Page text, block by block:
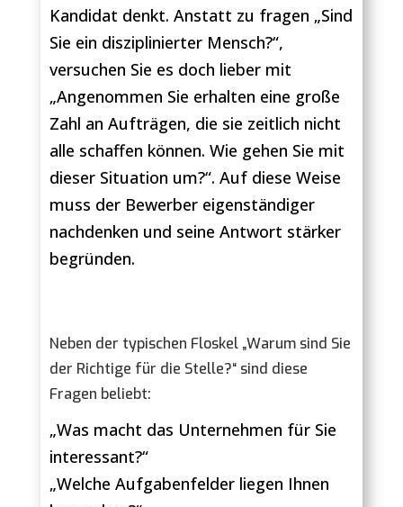
Kandidat denkt. Anstatt zu fragen „Sind
Sie ein disziplinierter Mensch?“,
versuchen Sie es doch lieber mit
„Angenommen Sie erhalten eine große
Zahl an Aufträgen, die sie zeitlich nicht
alle schaffen können. Wie gehen Sie mit
dieser Situation um?“. Auf diese Weise
muss der Bewerber eigenständiger
nachdenken und seine Antwort stärker
begründen.
Neben der typischen Floskel „Warum sind Sie
der Richtige für die Stelle?“ sind diese
Fragen beliebt:
„Was macht das Unternehmen für Sie
interessant?“
„Welche Aufgabenfelder liegen Ihnen